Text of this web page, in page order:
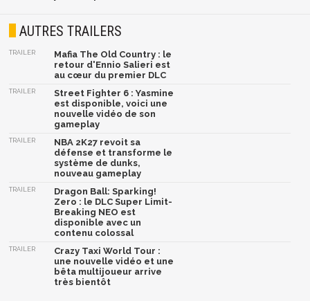
AUTRES TRAILERS
TRAILER
Mafia The Old Country : le
retour d'Ennio Salieri est
au cœur du premier DLC
TRAILER
Street Fighter 6 : Yasmine
est disponible, voici une
nouvelle vidéo de son
gameplay
TRAILER
NBA 2K27 revoit sa
défense et transforme le
système de dunks,
nouveau gameplay
TRAILER
Dragon Ball: Sparking!
Zero : le DLC Super Limit-
Breaking NEO est
disponible avec un
contenu colossal
TRAILER
Crazy Taxi World Tour :
une nouvelle vidéo et une
bêta multijoueur arrive
très bientôt